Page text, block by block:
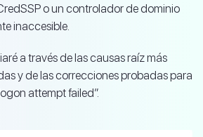
o un controlador de dominio
inaccesible.
a través de las causas raíz más
y de las correcciones probadas para
attempt failed”.